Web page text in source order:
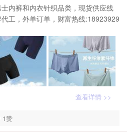
内裤和内衣针织品类，现货供应线
工，外单订单，财富热线:18923929
查看详情 >>
1赞